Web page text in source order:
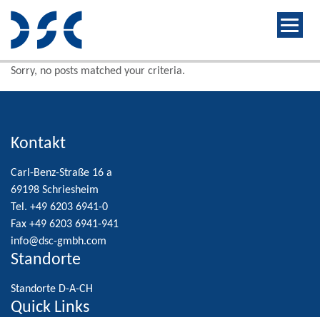
Sorry, no posts matched your criteria.
Kontakt
Carl-Benz-Straße 16 a
69198 Schriesheim
Tel. +49 6203 6941-0
Fax +49 6203 6941-941
info@dsc-gmbh.com
Standorte
Standorte D-A-CH
Quick Links